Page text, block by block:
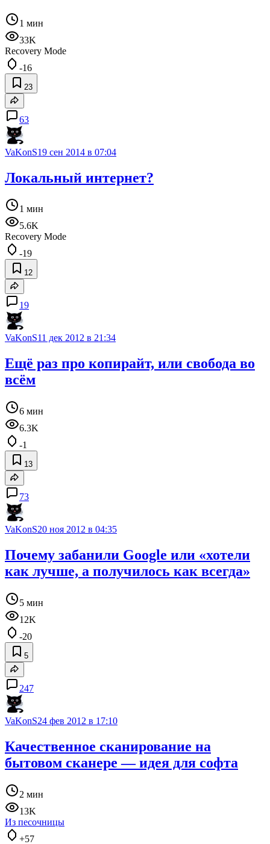
1 мин
33K
Recovery Mode
-16
23
63
VaKonS19 сен 2014 в 07:04
Локальный интернет?
1 мин
5.6K
Recovery Mode
-19
12
19
VaKonS11 дек 2012 в 21:34
Ещё раз про копирайт, или свобода во
всём
6 мин
6.3K
-1
13
73
VaKonS20 ноя 2012 в 04:35
Почему забанили Google или «хотели
как лучше, а получилось как всегда»
5 мин
12K
-20
5
247
VaKonS24 фев 2012 в 17:10
Качественное сканирование на
бытовом сканере — идея для софта
2 мин
13K
Из песочницы
+57